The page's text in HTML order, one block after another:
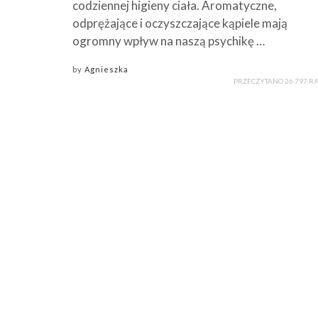
codziennej higieny ciała. Aromatyczne,
odprężające i oczyszczające kąpiele mają
ogromny wpływ na naszą psychikę …
by Agnieszka
PRZECZYTANO 26 797